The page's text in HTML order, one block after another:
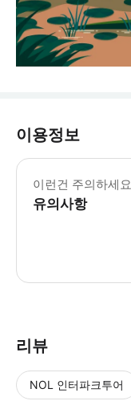
이용정보
이런건 주의하세요
유의사항
리뷰
NOL 인터파크투어